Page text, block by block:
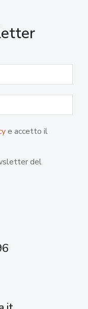
e accetto il
del